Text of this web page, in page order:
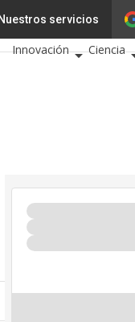
Nuestros servicios
Tecnología
Innovación
Ciencia